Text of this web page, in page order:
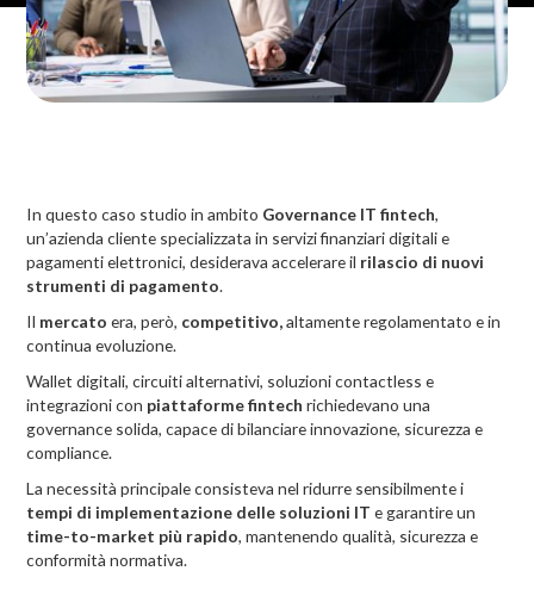
In questo caso studio in ambito Governance IT fintech,
un’azienda cliente specializzata in servizi finanziari digitali e
pagamenti elettronici, desiderava accelerare il rilascio di nuovi
strumenti di pagamento.
Il mercato era, però, competitivo,altamente regolamentato e in
continua evoluzione.
Wallet digitali, circuiti alternativi, soluzioni contactless e
integrazioni con piattaforme fintech richiedevano una
governance solida, capace di bilanciare innovazione, sicurezza e
compliance.
La necessità principale consisteva nel ridurre sensibilmente i
tempi di implementazione delle soluzioni IT e garantire un
time-to-market più rapido, mantenendo qualità, sicurezza e
conformità normativa.